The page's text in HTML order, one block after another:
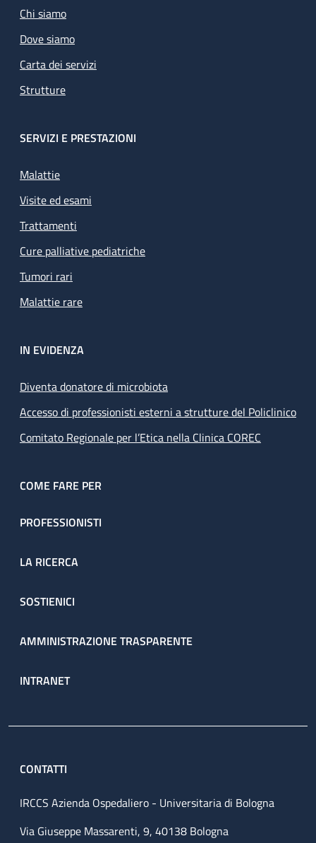
Chi siamo
Dove siamo
Carta dei servizi
Strutture
SERVIZI E PRESTAZIONI
Malattie
Visite ed esami
Trattamenti
Cure palliative pediatriche
Tumori rari
Malattie rare
IN EVIDENZA
Diventa donatore di microbiota
Accesso di professionisti esterni a strutture del Policlinico
Comitato Regionale per l’Etica nella Clinica COREC
COME FARE PER
PROFESSIONISTI
LA RICERCA
SOSTIENICI
AMMINISTRAZIONE TRASPARENTE
INTRANET
CONTATTI
IRCCS Azienda Ospedaliero - Universitaria di Bologna
Via Giuseppe Massarenti, 9, 40138 Bologna